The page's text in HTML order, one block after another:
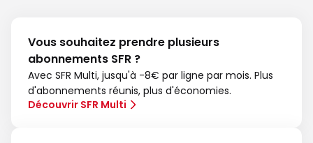
Vous souhaitez prendre plusieurs
abonnements SFR ?
Avec SFR Multi, jusqu'à -8€ par ligne par mois. Plus
d'abonnements réunis, plus d'économies.
Découvrir SFR Multi